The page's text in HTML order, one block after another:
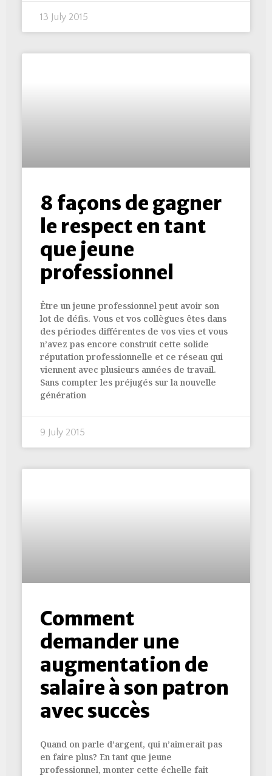
13 July 2015
8 façons de gagner
le respect en tant
que jeune
professionnel
Être un jeune professionnel peut avoir son
lot de défis. Vous et vos collègues êtes dans
des périodes différentes de vos vies et vous
n’avez pas encore construit cette solide
réputation professionnelle et ce réseau qui
viennent avec plusieurs années de travail.
Sans compter les préjugés sur la nouvelle
génération
9 July 2015
Comment
demander une
augmentation de
salaire à son patron
avec succès
Quand on parle d’argent, qui n’aimerait pas
en faire plus? En tant que jeune
professionnel, monter cette échelle fait